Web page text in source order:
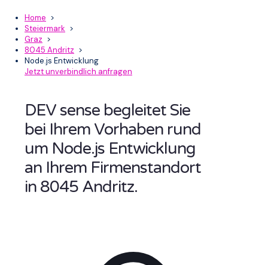
Home >
Steiermark >
Graz >
8045 Andritz >
Node.js Entwicklung
Jetzt unverbindlich anfragen
DEV sense begleitet Sie
bei Ihrem Vorhaben rund
um Node.js Entwicklung
an Ihrem Firmenstandort
in 8045 Andritz.